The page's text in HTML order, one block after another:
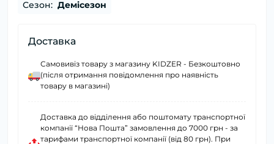
Сезон: Демісезон
Доставка
Самовивіз товару з магазину KIDZER - Безкоштовно
(після отримання повідомлення про наявність
товару в магазині)
Доставка до відділення або поштомату транспортної
компанії “Нова Пошта” замовлення до 7000 грн - за
тарифами транспортної компанії (від 80 грн). При